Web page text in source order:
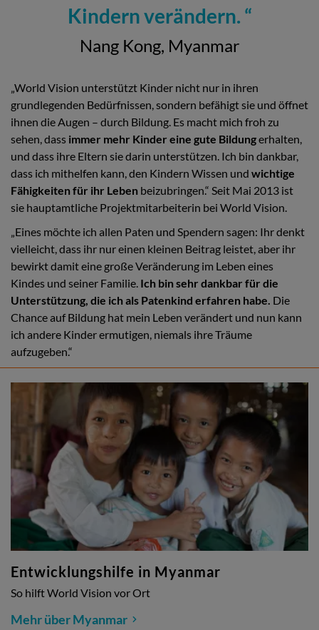
Kindern verändern.
Nang Kong, Myanmar
„World Vision unterstützt Kinder nicht nur in ihren
grundlegenden Bedürfnissen, sondern befähigt sie und öffnet
ihnen die Augen – durch Bildung. Es macht mich froh zu
sehen, dass immer mehr Kinder eine gute Bildungerhalten,
und dass ihre Eltern sie darin unterstützen. Ich bin dankbar,
dass ich mithelfen kann, den Kindern Wissen und wichtige
Fähigkeiten für ihr Leben beizubringen.“ Seit Mai 2013 ist
sie hauptamtliche Projektmitarbeiterin bei World Vision.
„Eines möchte ich allen Paten und Spendern sagen: Ihr denkt
vielleicht, dass ihr nur einen kleinen Beitrag leistet, aber ihr
bewirkt damit eine große Veränderung im Leben eines
Kindes und seiner Familie. Ich bin sehr dankbar für die
Unterstützung, die ich als Patenkind erfahren habe. Die
Chance auf Bildung hat mein Leben verändert und nun kann
ich andere Kinder ermutigen, niemals ihre Träume
aufzugeben.“
Entwicklungshilfe in Myanmar
So hilft World Vision vor Ort
Mehr über Myanmar